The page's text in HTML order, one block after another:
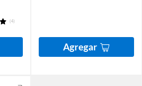
(4)
Agregar